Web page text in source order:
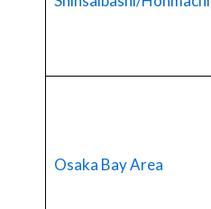
Osaka Bay Area